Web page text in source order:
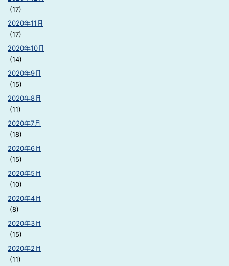
(17)
2020年11月
(17)
2020年10月
(14)
2020年9月
(15)
2020年8月
(11)
2020年7月
(18)
2020年6月
(15)
2020年5月
(10)
2020年4月
(8)
2020年3月
(15)
2020年2月
(11)